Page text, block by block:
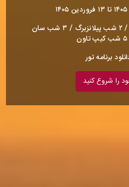
تا ۱۳ فروردین ۱۴۰۵
۱ شب ژوهانسبورگ / ۲ شب پیلانزبرگ / ۳ شب سان‌
برنامه تور
را شروع کنید